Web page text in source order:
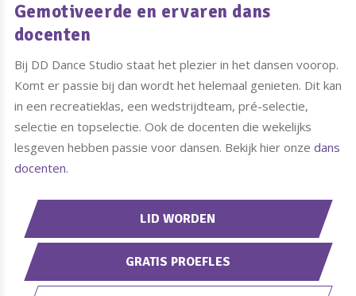
Gemotiveerde en ervaren dans
docenten
Bij DD Dance Studio staat het plezier in het dansen voorop.
Komt er passie bij dan wordt het helemaal genieten. Dit kan
in een recreatieklas, een wedstrijdteam, pré-selectie,
selectie en topselectie. Ook de docenten die wekelijks
lesgeven hebben passie voor dansen. Bekijk hier onze dans
docenten.
LID WORDEN
GRATIS PROEFLES